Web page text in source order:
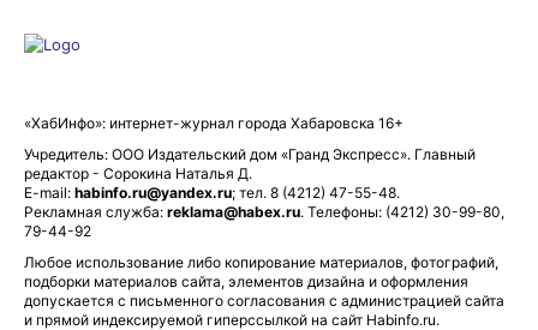
«ХабИнфо»: интернет-журнал города Хабаровска 16+
Учредитель: ООО Издательский дом «Гранд Экспресс». Главный
редактор - Сорокина Наталья Д.
E-mail: habinfo.ru@yandex.ru; тел. 8 (4212) 47-55-48.
Рекламная служба: reklama@habex.ru. Телефоны: (4212) 30-99-80,
79-44-92
Любое использование либо копирование материалов, фотографий,
подборки материалов сайта, элементов дизайна и оформления
допускается с письменного согласования с администрацией сайта
и прямой индексируемой гиперссылкой на сайт Habinfo.ru.